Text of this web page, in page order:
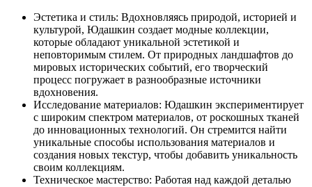
Эстетика и стиль: Вдохновляясь природой, историей и
культурой, Юдашкин создает модные коллекции,
которые обладают уникальной эстетикой и
неповторимым стилем. От природных ландшафтов до
мировых исторических событий, его творческий
процесс погружает в разнообразные источники
вдохновения.
Исследование материалов: Юдашкин экспериментирует
с широким спектром материалов, от роскошных тканей
до инновационных технологий. Он стремится найти
уникальные способы использования материалов и
создания новых текстур, чтобы добавить уникальность
своим коллекциям.
Техническое мастерство: Работая над каждой деталью